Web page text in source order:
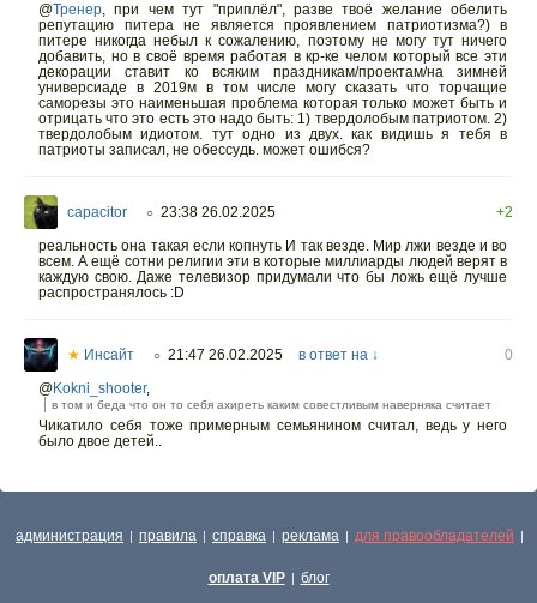
@Тренер, при чем тут "приплёл", разве твоё желание обелить
репутацию питера не является проявлением патриотизма?) в
питере никогда небыл к сожалению, поэтому не могу тут ничего
добавить, но в своё время работая в кр-ке челом который все эти
декорации ставит ко всяким праздникам/проектам/на зимней
универсиаде в 2019м в том числе могу сказать что торчащие
саморезы это наименьшая проблема которая только может быть и
отрицать что это есть это надо быть: 1) твердолобым патриотом. 2)
твердолобым идиотом. тут одно из двух. как видишь я тебя в
патриоты записал, не обессудь. может ошибся?
capacitor ○ 23:38 26.02.2025
+2
реальность она такая если копнуть И так везде. Мир лжи везде и во
всем. А ещё сотни религии эти в которые миллиарды людей верят в
каждую свою. Даже телевизор придумали что бы ложь ещё лучше
распространялось :D
★ Инсайт ○ 21:47 26.02.2025 в ответ на ↓
0
@Kokni_shooter,
в том и беда что он то себя ахиреть каким совестливым наверняка считает
Чикатило себя тоже примерным семьянином считал, ведь у него
было двое детей..
администрация | правила | справка | реклама | для правообладателей |
оплата VIP | блог